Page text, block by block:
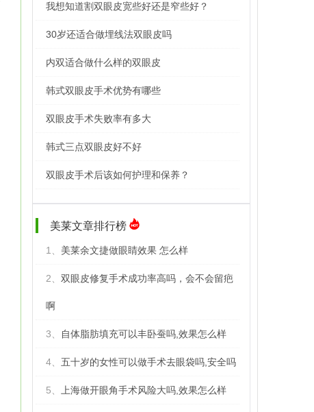
我想知道割双眼皮宽些好还是窄些好？
30岁还适合做埋线法双眼皮吗
内双适合做什么样的双眼皮
韩式双眼皮手术优势有哪些
双眼皮手术失败率有多大
韩式三点双眼皮好不好
双眼皮手术后该如何护理和保养？
美莱文章排行榜
1、 美莱余文捷做眼睛效果 怎么样
2、 双眼皮修复手术成功率高吗，会不会留疤
啊
3、 自体脂肪填充可以丰卧蚕吗,效果怎么样
4、 五十岁的女性可以做手术去眼袋吗,安全吗
5、 上海做开眼角手术风险大吗,效果怎么样